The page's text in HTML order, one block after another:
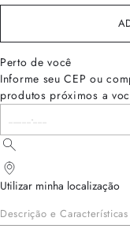
Perto de você
Informe seu CEP ou
produtos próximos a
Utilizar minha localização
Descrição e Características